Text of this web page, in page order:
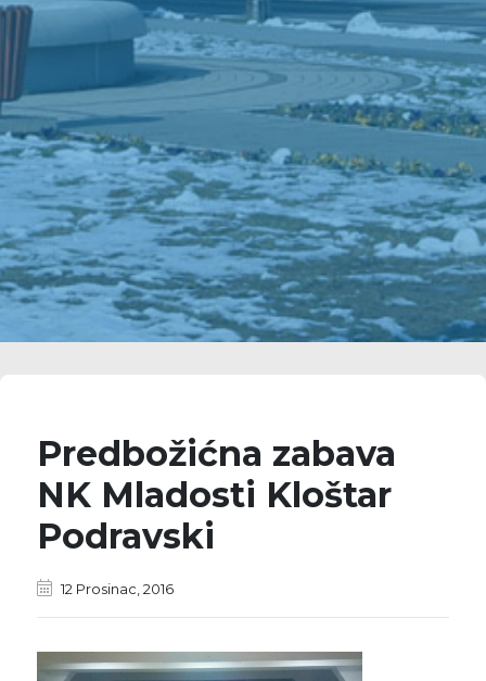
Predbožićna zabava
NK Mladosti Kloštar
Podravski
12 Prosinac, 2016